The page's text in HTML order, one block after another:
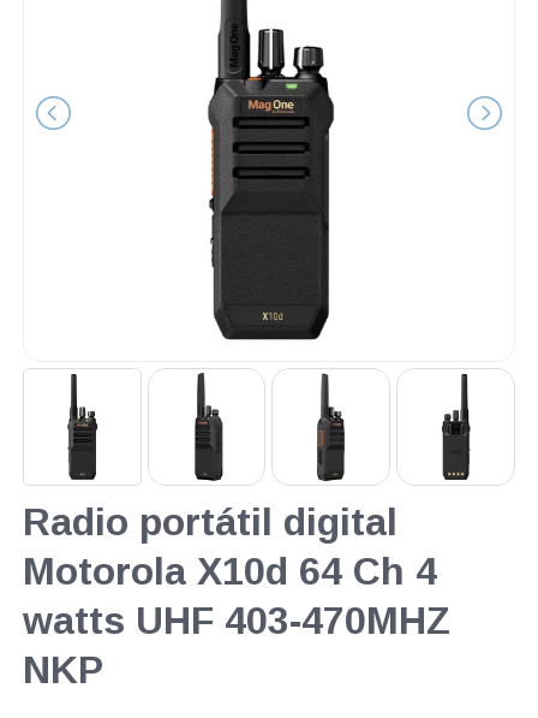
Radio portátil digital
Motorola X10d 64 Ch 4
watts UHF 403-470MHZ
NKP